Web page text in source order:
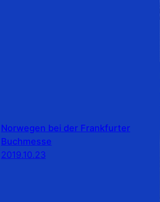
Norwegen bei der Frankfurter
Buchmesse
2019.10.23